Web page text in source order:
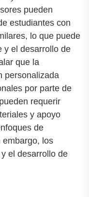
pueden
estudiantes con
lo que puede
y el desarrollo de
que la
personalizada
por parte de
requerir
y apoyo
de
embargo, los
el desarrollo de